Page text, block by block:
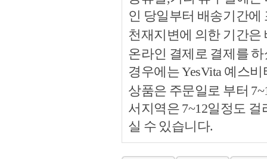
인 당일부터 배송기간에
천재지변에 의한 기간
온라인 결제로 결제를
경우에는 YesVita 예스
상품은 주문일로 부터
서지역은 7~12일정도
실 수 있습니다.